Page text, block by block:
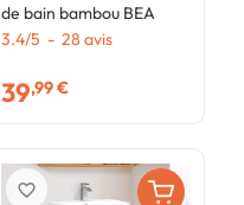
de bain bambou BEA
3.4/5 - 28 avis
39,99 €
favorite_border